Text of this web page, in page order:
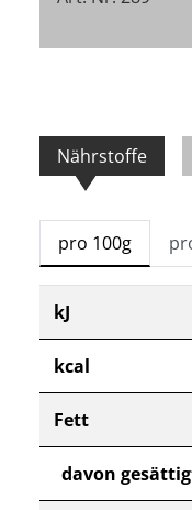
Nährstoffe
pro 100g
kJ
kcal
Fett
davon